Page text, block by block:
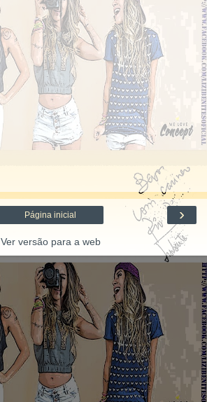
›
Página inicial
Ver versão para a web